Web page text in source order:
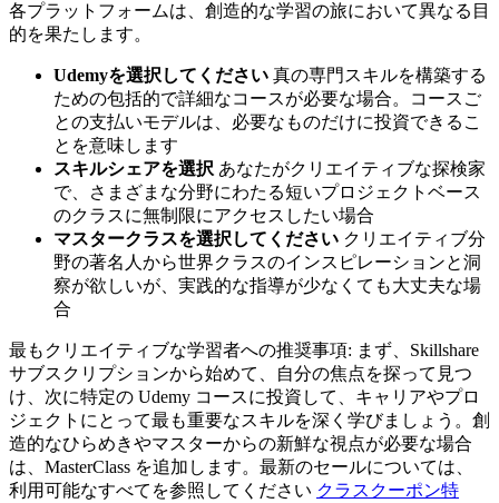
各プラットフォームは、創造的な学習の旅において異なる目
的を果たします。
Udemyを選択してください 真の専門スキルを構築する
ための包括的で詳細なコースが必要な場合。コースご
との支払いモデルは、必要なものだけに投資できるこ
とを意味します
スキルシェアを選択 あなたがクリエイティブな探検家
で、さまざまな分野にわたる短いプロジェクトベース
のクラスに無制限にアクセスしたい場合
マスタークラスを選択してください クリエイティブ分
野の著名人から世界クラスのインスピレーションと洞
察が欲しいが、実践的な指導が少なくても大丈夫な場
合
最もクリエイティブな学習者への推奨事項: まず、Skillshare
サブスクリプションから始めて、自分の焦点を探って見つ
け、次に特定の Udemy コースに投資して、キャリアやプロ
ジェクトにとって最も重要なスキルを深く学びましょう。創
造的なひらめきやマスターからの新鮮な視点が必要な場合
は、MasterClass を追加します。最新のセールについては、
利用可能なすべてを参照してください クラスクーポン特